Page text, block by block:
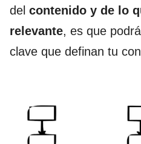
del contenido y de lo
relevante, es que
clave que definan tu